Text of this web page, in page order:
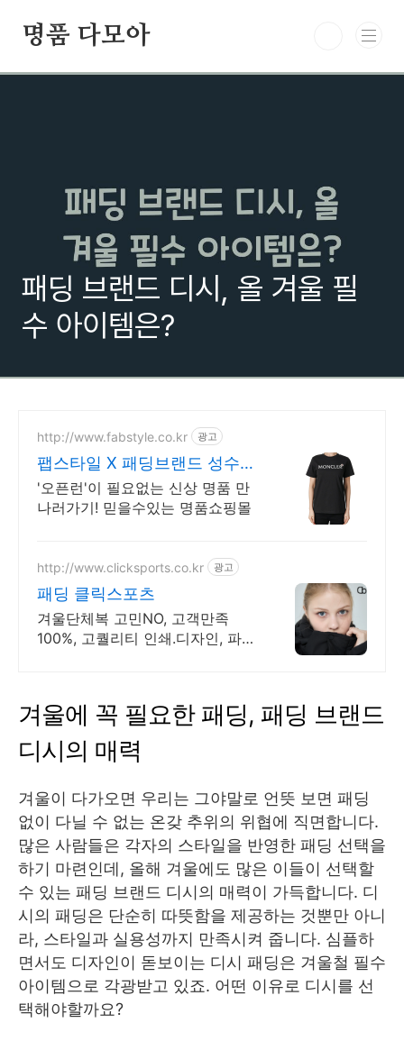
명품 다모아
패딩 브랜드 디시, 올 겨울 필
수 아이템은?
http://www.fabstyle.co.kr 광고
팹스타일 X 패딩브랜드 성수동
매장
'오픈런'이 필요없는 신상 명품 만
나러가기! 믿을수있는 명품쇼핑몰
http://www.clicksports.co.kr 광고
패딩 클릭스포츠
겨울단체복 고민NO, 고객만족
100%, 고퀄리티 인쇄.디자인, 파격
겨울에 꼭 필요한 패딩, 패딩 브랜드
디시의 매력
겨울이 다가오면 우리는 그야말로 언뜻 보면 패딩
없이 다닐 수 없는 온갖 추위의 위협에 직면합니다.
많은 사람들은 각자의 스타일을 반영한 패딩 선택을
하기 마련인데, 올해 겨울에도 많은 이들이 선택할
수 있는 패딩 브랜드 디시의 매력이 가득합니다. 디
시의 패딩은 단순히 따뜻함을 제공하는 것뿐만 아니
라, 스타일과 실용성까지 만족시켜 줍니다. 심플하
면서도 디자인이 돋보이는 디시 패딩은 겨울철 필수
아이템으로 각광받고 있죠. 어떤 이유로 디시를 선
택해야할까요?